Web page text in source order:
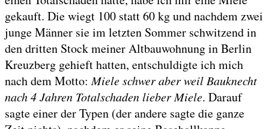
gekauft. Die wiegt 100 statt 60 kg und nachdem zwei
junge Männer sie im letzten Sommer schwitzend in
den dritten Stock meiner Altbauwohnung in Berlin
Kreuzberg gehieft hatten, entschuldigte ich mich
nach dem Motto:Miele schwer aber weil Bauknecht
nach 4 Jahren Totalschaden lieber Miele. Darauf
sagte einer der Typen (der andere sagte die ganze